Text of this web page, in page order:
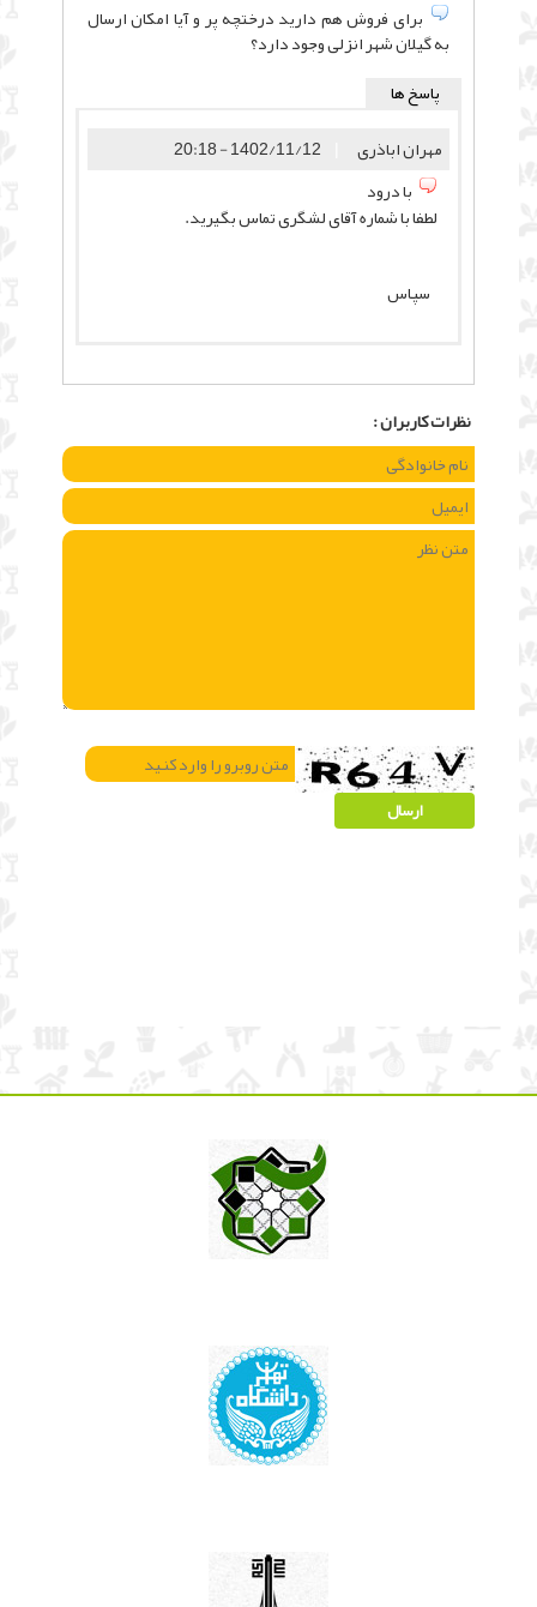
برای فروش هم دارید درختچه پر و آیا امکان ارسال
به گیلان شهر انزلی وجود دارد؟
پاسخ ها
مهران اباذری
1402/11/12 - 20:18
با درود
لطفا با شماره آقای لشگری تماس بگیرید.
سپاس
نظرات كاربران :